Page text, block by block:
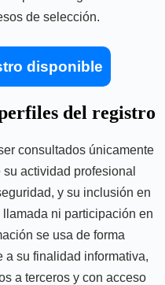
de selección.
disponible
del registro
consultados únicamente
actividad profesional
y su inclusión en
ni participación en
se usa de forma
a su finalidad informativa,
a terceros y con acceso